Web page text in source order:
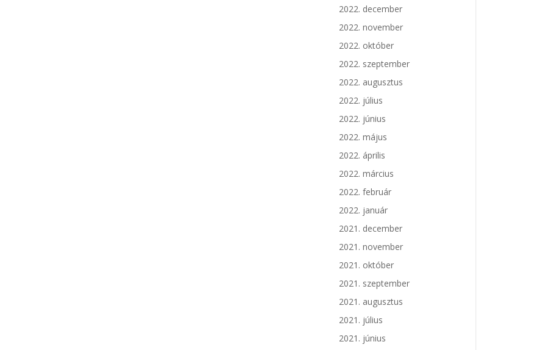
2022. december
2022. november
2022. október
2022. szeptember
2022. augusztus
2022. július
2022. június
2022. május
2022. április
2022. március
2022. február
2022. január
2021. december
2021. november
2021. október
2021. szeptember
2021. augusztus
2021. július
2021. június